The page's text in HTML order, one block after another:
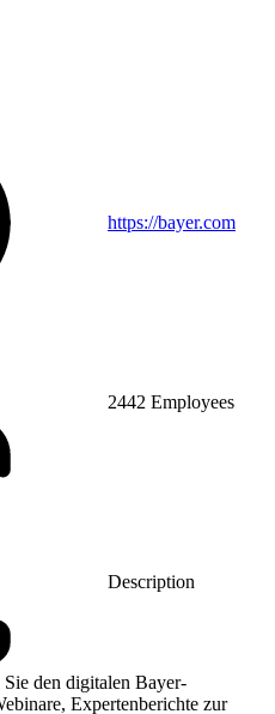
https://bayer.com
2442 Employees
Description